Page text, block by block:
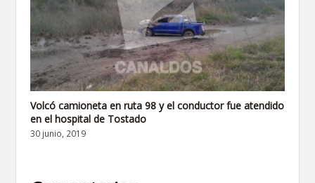
Volcó camioneta en ruta 98 y el conductor fue atendido
en el hospital de Tostado
30 junio, 2019